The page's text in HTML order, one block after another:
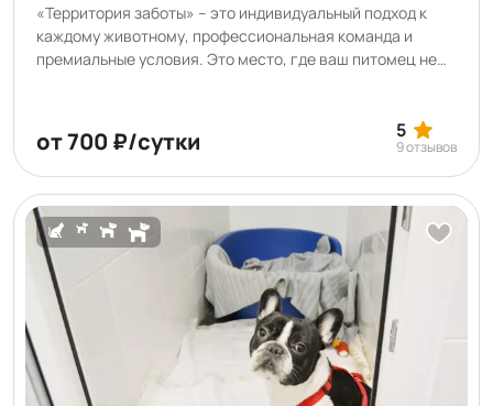
«Территория заботы» – это индивидуальный подход к
каждому животному, профессиональная команда и
премиальные условия. Это место, где ваш питомец не
или насладиться SPA-процедурами. В нашем отеле вы
можете подготовить питомца к выставке, а также
арендовать помещения для проведения мастер-
классов, лекций, соревнований и конкурсов.
от 700 ₽/сутки 5
9 отзывов